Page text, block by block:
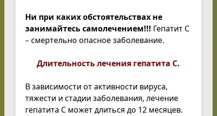
Ни при каких обстоятельствах не
занимайтесь самолечением!!! Гепатит С
– смертельно опасное заболевание.
Длительность лечения гепатита С.
В зависимости от активности вируса,
тяжести и стадии заболевания, лечение
гепатита С может длиться до 12 месяцев.